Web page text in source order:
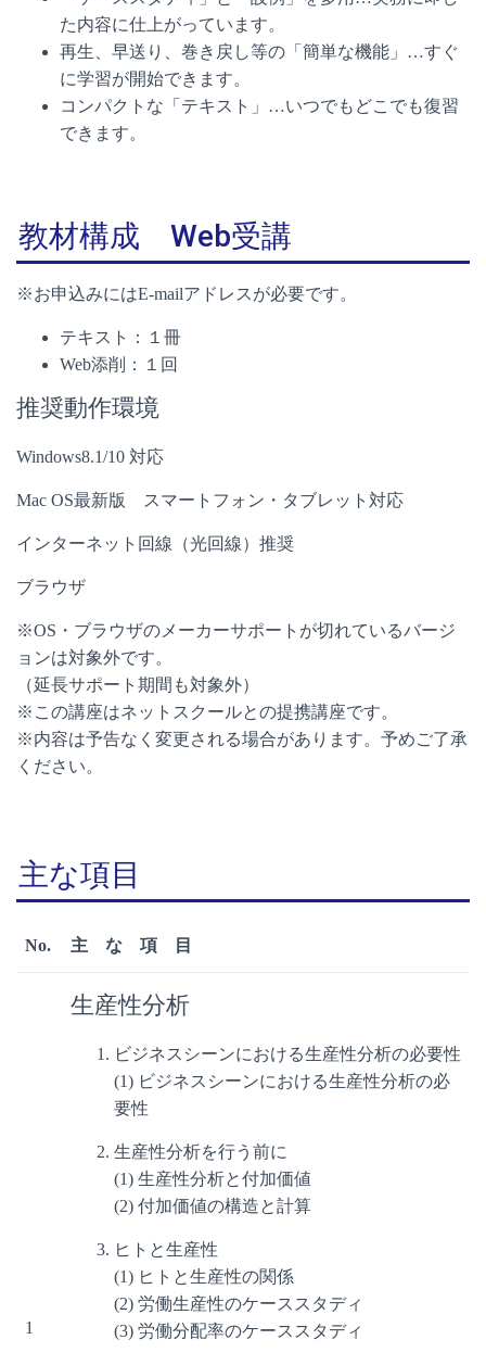
た内容に仕上がっています。
再生、早送り、巻き戻し等の「簡単な機能」…すぐ
に学習が開始できます。
コンパクトな「テキスト」…いつでもどこでも復習
できます。
教材構成 Web受講
※お申込みにはE-mailアドレスが必要です。
テキスト：１冊
Web添削：１回
推奨動作環境
Windows8.1/10 対応
Mac OS最新版 スマートフォン・タブレット対応
インターネット回線（光回線）推奨
ブラウザ
※OS・ブラウザのメーカーサポートが切れているバージ
ョンは対象外です。
（延長サポート期間も対象外）
※この講座はネットスクールとの提携講座です。
※内容は予告なく変更される場合があります。予めご了承
ください。
主な項目
No. 主 な 項 目
1
生産性分析
ビジネスシーンにおける生産性分析の必要性
(1) ビジネスシーンにおける生産性分析の必
要性
生産性分析を行う前に
(1) 生産性分析と付加価値
(2) 付加価値の構造と計算
ヒトと生産性
(1) ヒトと生産性の関係
(2) 労働生産性のケーススタディ
(3) 労働分配率のケーススタディ